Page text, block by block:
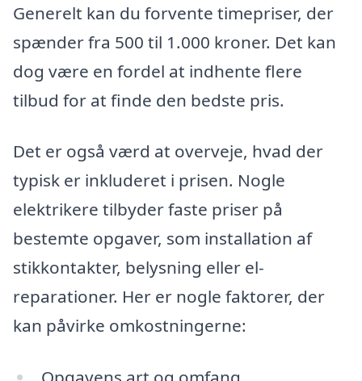
Generelt kan du forvente timepriser, der
spænder fra 500 til 1.000 kroner. Det kan
dog være en fordel at indhente flere
tilbud for at finde den bedste pris.
Det er også værd at overveje, hvad der
typisk er inkluderet i prisen. Nogle
elektrikere tilbyder faste priser på
bestemte opgaver, som installation af
stikkontakter, belysning eller el-
reparationer. Her er nogle faktorer, der
kan påvirke omkostningerne: